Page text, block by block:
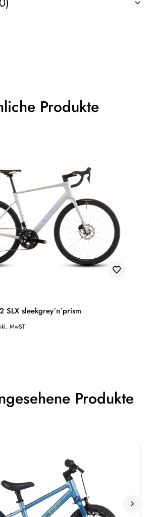
Produkte
SLX sleekgrey´n´prism
MwST
Produkte